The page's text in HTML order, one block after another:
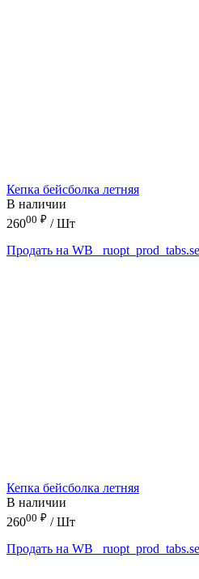
Кепка бейсболка летняя
В наличии
26000 ₽ / Шт
Продать на WB
Кепка бейсболка летняя
В наличии
26000 ₽ / Шт
Продать на WB